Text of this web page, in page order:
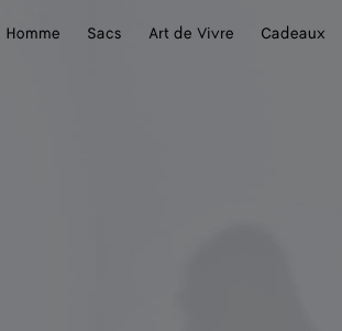
Homme Sacs Art de Vivre Cadeaux